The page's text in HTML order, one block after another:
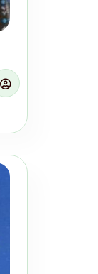
(On
of